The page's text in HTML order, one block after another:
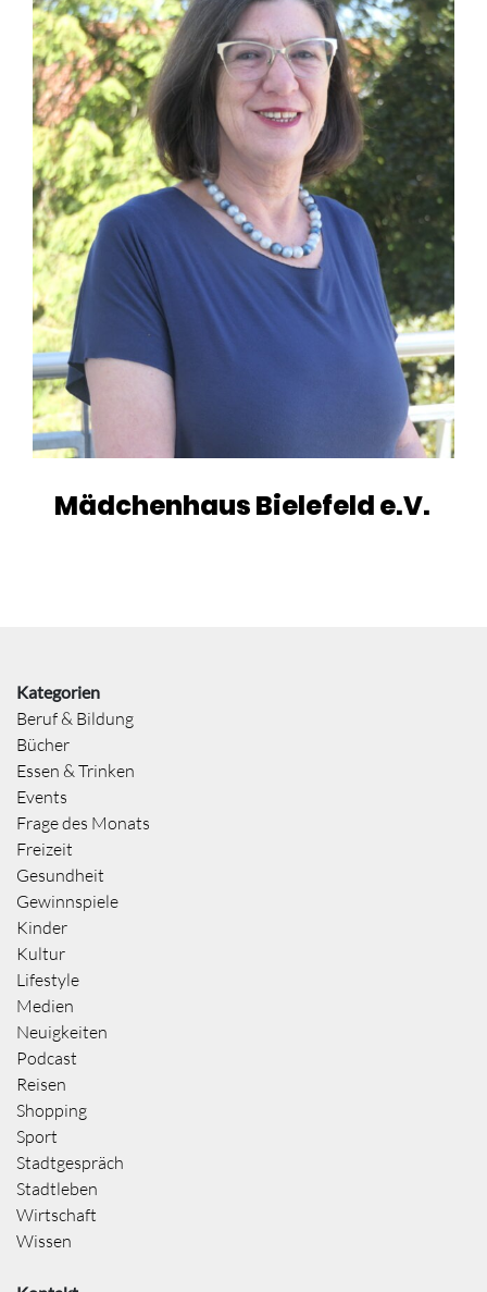
Mädchenhaus Bielefeld e.V.
Kategorien
Beruf & Bildung
Bücher
Essen & Trinken
Events
Frage des Monats
Freizeit
Gesundheit
Gewinnspiele
Kinder
Kultur
Lifestyle
Medien
Neuigkeiten
Podcast
Reisen
Shopping
Sport
Stadtgespräch
Stadtleben
Wirtschaft
Wissen